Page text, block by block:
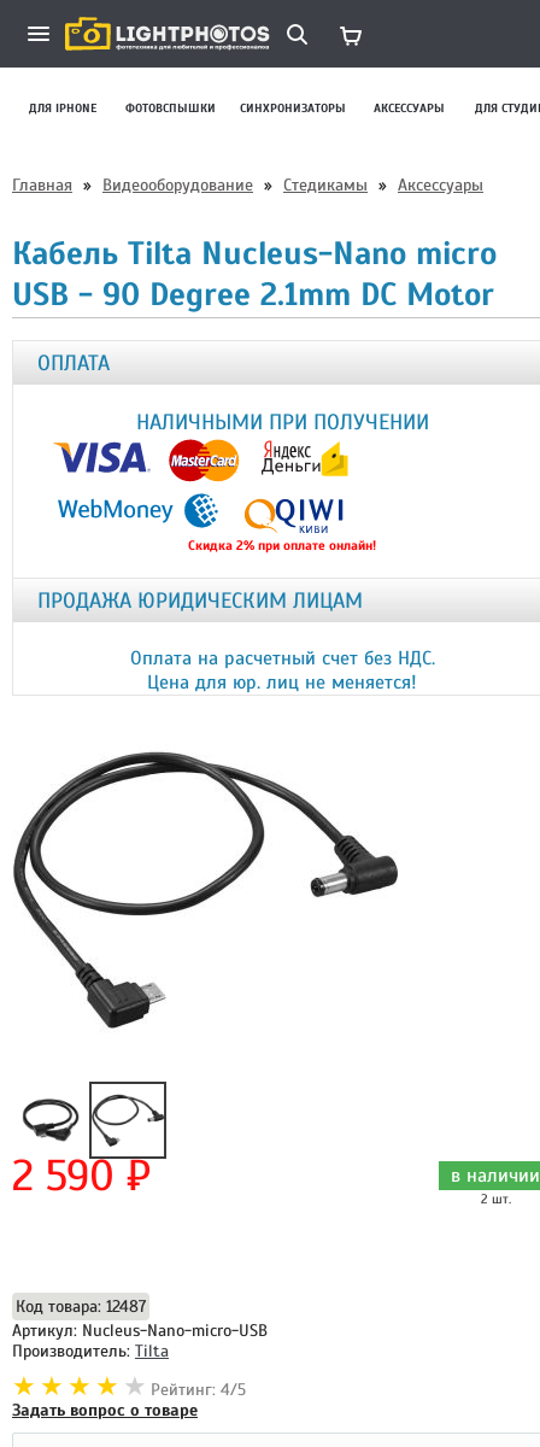
ДЛЯ IPHONE ФОТОВСПЫШКИ СИНХРОНИЗАТОРЫ АКСЕССУАРЫ ДЛЯ
Главная » Видеооборудование » Стедикамы » Аксессуары
Кабель Tilta Nucleus-Nano micro
USB - 90 Degree 2.1mm DC Motor
ОПЛАТА
НАЛИЧНЫМИ ПРИ ПОЛУЧЕНИИ
Скидка 2% при оплате онлайн!
ПРОДАЖА ЮРИДИЧЕСКИМ ЛИЦАМ
Оплата на расчетный счет без НДС.
Цена для юр. лиц не меняется!
2 590 ₽ в наличии
2 шт.
Код товара: 12487
Артикул: Nucleus-Nano-micro-USB
Производитель: Tilta
Рейтинг: 4/5
Задать вопрос о товаре